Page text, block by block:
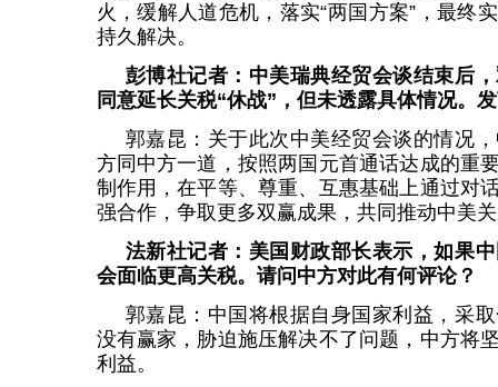
火，缓解人道危机，落实“两国方案”，最终
持久解决。
彭博社记者：中美瑞典经贸会谈结束后
同意延长关税“休战”，但未透露具体情况。
郭嘉昆：关于此次中美经贸会谈的情况
方同中方一道，按照两国元首通话达成的重
制作用，在平等、尊重、互惠基础上通过对
强合作，争取更多双赢成果，共同推动中美
法新社记者：美国财政部长表示，如果
会面临更高关税。请问中方对此有何评论？
郭嘉昆：中国将根据自身国家利益，采
没有赢家，胁迫施压解决不了问题，中方将
利益。